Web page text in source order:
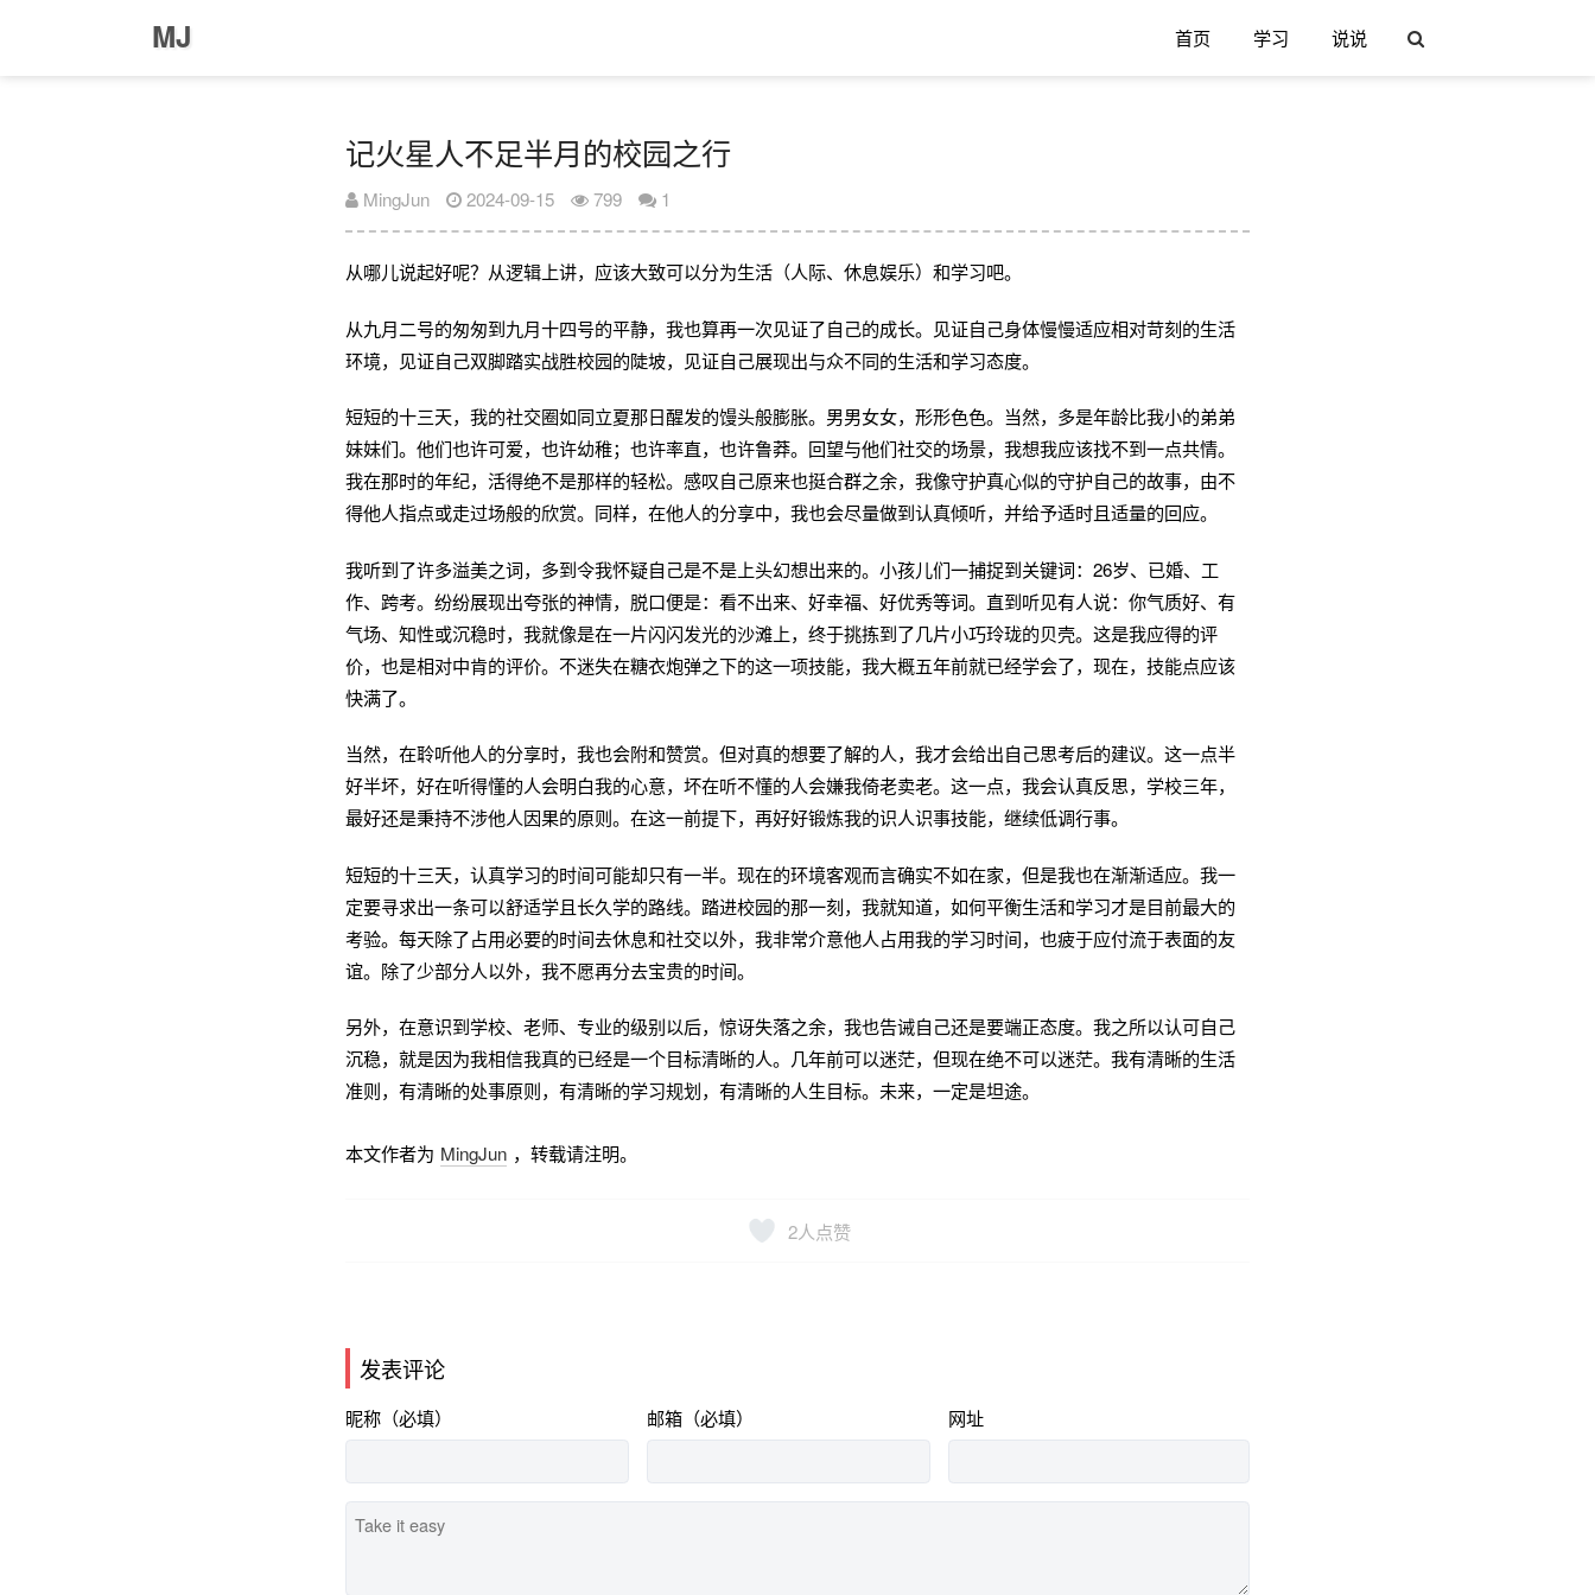
MJ 首页 学习 说说
记火星人不足半月的校园之行
MingJun 2024-09-15 799 1
从哪儿说起好呢？从逻辑上讲，应该大致可以分为生活（人际、休息娱乐）和学习吧。
从九月二号的匆匆到九月十四号的平静，我也算再一次见证了自己的成长。见证自己身体慢慢适应相对苛刻的生活
环境，见证自己双脚踏实战胜校园的陡坡，见证自己展现出与众不同的生活和学习态度。
短短的十三天，我的社交圈如同立夏那日醒发的馒头般膨胀。男男女女，形形色色。当然，多是年龄比我小的弟弟
妹妹们。他们也许可爱，也许幼稚；也许率直，也许鲁莽。回望与他们社交的场景，我想我应该找不到一点共情。
我在那时的年纪，活得绝不是那样的轻松。感叹自己原来也挺合群之余，我像守护真心似的守护自己的故事，由不
得他人指点或走过场般的欣赏。同样，在他人的分享中，我也会尽量做到认真倾听，并给予适时且适量的回应。
我听到了许多溢美之词，多到令我怀疑自己是不是上头幻想出来的。小孩儿们一捕捉到关键词：26岁、已婚、工
作、跨考。纷纷展现出夸张的神情，脱口便是：看不出来、好幸福、好优秀等词。直到听见有人说：你气质好、有
气场、知性或沉稳时，我就像是在一片闪闪发光的沙滩上，终于挑拣到了几片小巧玲珑的贝壳。这是我应得的评
价，也是相对中肯的评价。不迷失在糖衣炮弹之下的这一项技能，我大概五年前就已经学会了，现在，技能点应该
快满了。
当然，在聆听他人的分享时，我也会附和赞赏。但对真的想要了解的人，我才会给出自己思考后的建议。这一点半
好半坏，好在听得懂的人会明白我的心意，坏在听不懂的人会嫌我倚老卖老。这一点，我会认真反思，学校三年，
最好还是秉持不涉他人因果的原则。在这一前提下，再好好锻炼我的识人识事技能，继续低调行事。
短短的十三天，认真学习的时间可能却只有一半。现在的环境客观而言确实不如在家，但是我也在渐渐适应。我一
定要寻求出一条可以舒适学且长久学的路线。踏进校园的那一刻，我就知道，如何平衡生活和学习才是目前最大的
考验。每天除了占用必要的时间去休息和社交以外，我非常介意他人占用我的学习时间，也疲于应付流于表面的友
谊。除了少部分人以外，我不愿再分去宝贵的时间。
另外，在意识到学校、老师、专业的级别以后，惊讶失落之余，我也告诫自己还是要端正态度。我之所以认可自己
沉稳，就是因为我相信我真的已经是一个目标清晰的人。几年前可以迷茫，但现在绝不可以迷茫。我有清晰的生活
准则，有清晰的处事原则，有清晰的学习规划，有清晰的人生目标。未来，一定是坦途。
本文作者为 MingJun ，转载请注明。
2人点赞
发表评论
昵称（必填） 邮箱（必填） 网址